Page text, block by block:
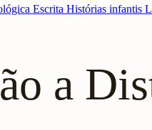
Escrita Histórias infantis
a